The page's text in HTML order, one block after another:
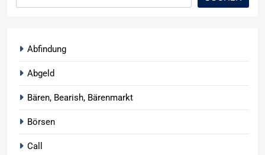
Abfindung
Abgeld
Bären, Bearish, Bärenmarkt
Börsen
Call